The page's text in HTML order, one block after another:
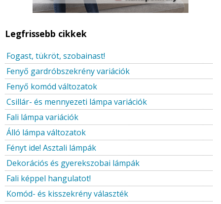
Legfrissebb cikkek
Fogast, tükröt, szobainast!
Fenyő gardróbszekrény variációk
Fenyő komód változatok
Csillár- és mennyezeti lámpa variációk
Fali lámpa variációk
Álló lámpa változatok
Fényt ide! Asztali lámpák
Dekorációs és gyerekszobai lámpák
Fali képpel hangulatot!
Komód- és kisszekrény választék